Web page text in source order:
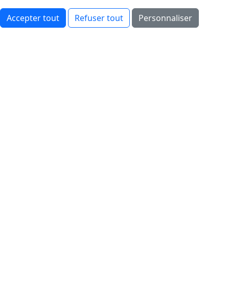
Accepter tout Refuser tout Personnaliser